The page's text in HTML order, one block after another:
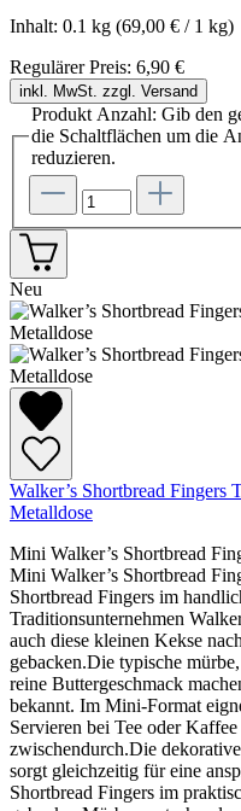
Inhalt: 0.1 kg (69,00 € / 1 kg)
Regulärer Preis: 6,90 €
inkl. MwSt. zzgl. Versand
Produkt Anzahl: Gib den
die Schaltflächen um die
reduzieren.
Neu
Walker’s Shortbread Fingers
Metalldose
Mini Walker’s Shortbread
Mini Walker’s Shortbread
Shortbread Fingers im
Traditionsunternehmen
auch diese kleinen Kekse
gebacken.Die typische
reine Buttergeschmack
bekannt. Im Mini-Format
Servieren bei Tee oder
zwischendurch.Die
sorgt gleichzeitig für eine
Shortbread Fingers im